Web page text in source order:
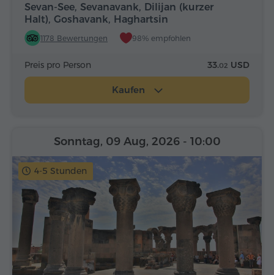
Sevan-See, Sevanavank, Dilijan (kurzer
Halt), Goshavank, Haghartsin
1178 Bewertungen 98% empfohlen
Preis pro Person 33.02 USD
Kaufen
4-5 Stunden
Sonntag, 09 Aug, 2026 - 10:00